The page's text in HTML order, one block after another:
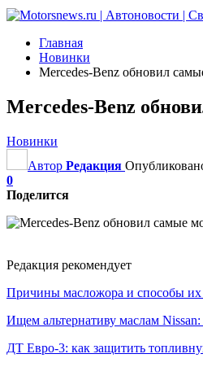
Главная
Новинки
Mercedes-Benz обновил
Mercedes-Benz
Новинки
Автор Редакция
0
Поделится
Редакция рекомендует
Причины масложора и способы их
Ищем альтернативу маслам
ДТ Евро-3: как защитить